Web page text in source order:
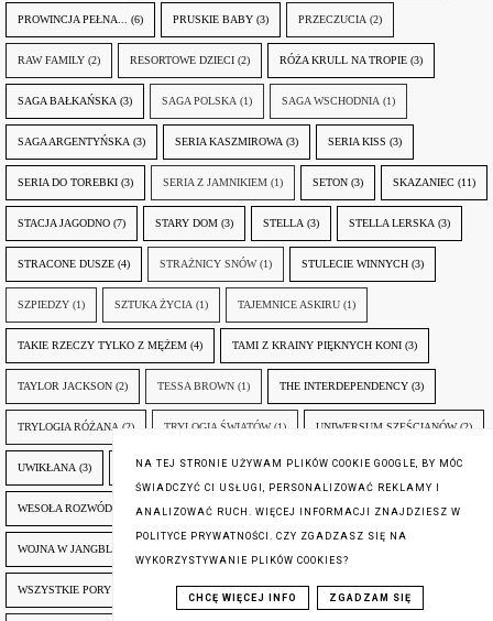
PROWINCJA PEŁNA... (6) PRUSKIE BABY (3) PRZECZUCIA (2)
RAW FAMILY (2) RESORTOWE DZIECI (2) RÓŻA KRULL NA TROPIE (3)
SAGA BAŁKAŃSKA (3) SAGA POLSKA (1) SAGA WSCHODNIA (1)
SAGA ARGENTYŃSKA (3) SERIA KASZMIROWA (3) SERIA KISS (3)
SERIA DO TOREBKI (3) SERIA Z JAMNIKIEM (1) SETON (3) SKAZANIEC (11)
STACJA JAGODNO (7) STARY DOM (3) STELLA (3) STELLA LERSKA (3)
STRACONE DUSZE (4) STRAŻNICY SNÓW (1) STULECIE WINNYCH (3)
SZPIEDZY (1) SZTUKA ŻYCIA (1) TAJEMNICE ASKIRU (1)
TAKIE RZECZY TYLKO Z MĘŻEM (4) TAMI Z KRAINY PIĘKNYCH KONI (3)
TAYLOR JACKSON (2) TESSA BROWN (1) THE INTERDEPENDENCY (3)
TRYLOGIA RÓŻANA (2) TRYLOGIA ŚWIATÓW (1) UNIWERSUM SZEŚCIANÓW (2)
UWIKŁANA (3) W DOLINIE NARWI (2) WENDYJSKA WINNICA (2)
WESOŁA ROZWÓDKA (3) WILLIAM WISTING (9) WINNE WZGÓRZE (2)
WOJNA W JANGBLIZJI
WSZYSTKIE PORY UCZUĆ WYBÓR JEST TYLKO ZŁUDZENIEM (2)
NA TEJ STRONIE UŻYWAM PLIKÓW COOKIE GOOGLE, BY MÓC
ŚWIADCZYĆ CI USŁUGI, PERSONALIZOWAĆ REKLAMY I
ANALIZOWAĆ RUCH. WIĘCEJ INFORMACJI ZNAJDZIESZ W
POLITYCE PRYWATNOŚCI. CZY ZGADZASZ SIĘ NA
WYKORZYSTYWANIE PLIKÓW COOKIES?
CHCĘ WIĘCEJ INFO ZGADZAM SIĘ